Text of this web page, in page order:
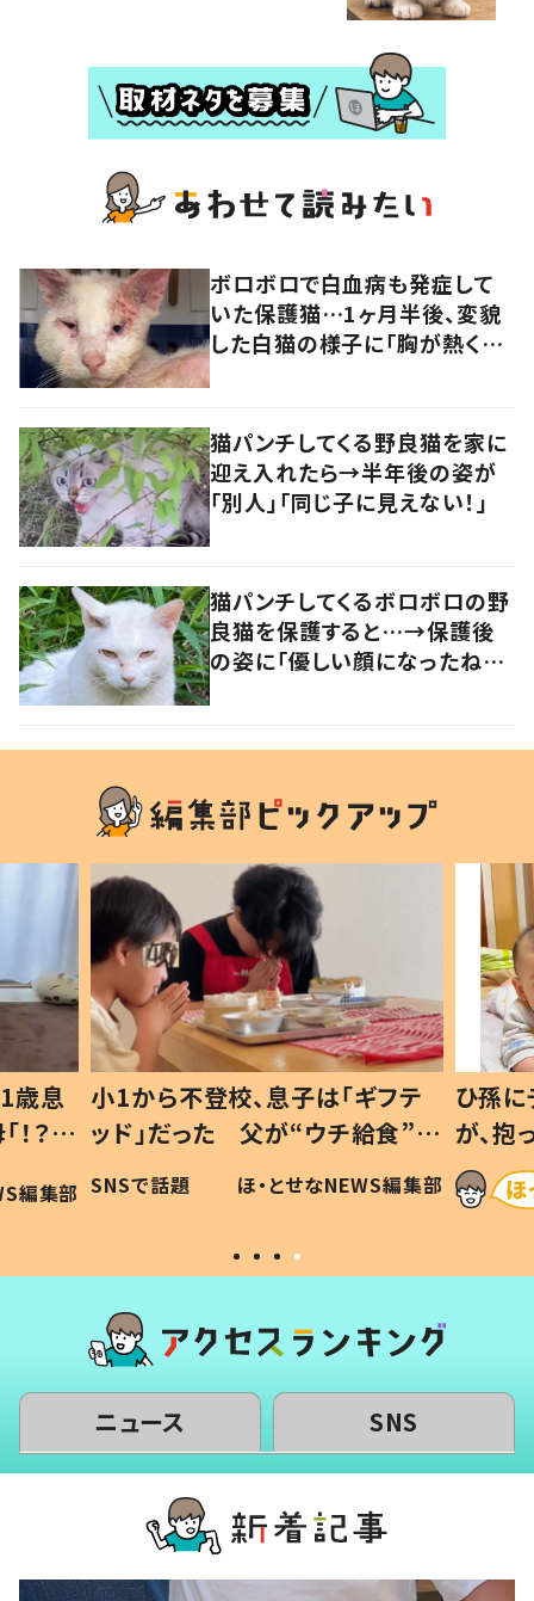
ボロボロで白血病も発症して
いた保護猫…1ヶ月半後、変貌
した白猫の様子に「胸が熱くな
猫パンチしてくる野良猫を家に
迎え入れたら→半年後の姿が
「別人」「同じ子に見えない！」
猫パンチしてくるボロボロの野
良猫を保護すると…→保護後
の姿に「優しい顔になったね！」
歳息
？」
編集部
小1から不登校、息子は「ギフテ
ッド」だった 父が“ウチ給食”を
作り続ける理由とは #令和の親
#令和の子
SNSで話題 ほ・とせなNEWS編集部
ひ孫
が、
「涙が
い」
ニュース SNS